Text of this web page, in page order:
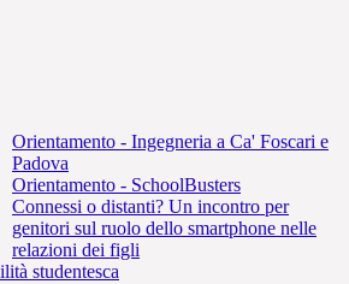
Orientamento - Ingegneria a Ca' Foscari e
Padova
Orientamento - SchoolBusters
Connessi o distanti? Un incontro per
genitori sul ruolo dello smartphone nelle
relazioni dei figli
studentesca